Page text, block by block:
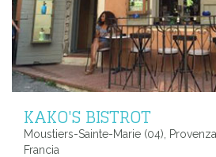
KAKO'S BISTROT
Moustiers-Sainte-Marie (04),
Francia